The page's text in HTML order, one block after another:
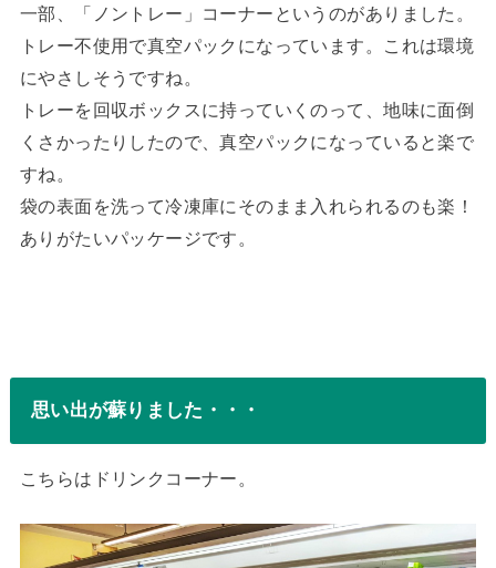
一部、「ノントレー」コーナーというのがありました。
トレー不使用で真空パックになっています。これは環境
にやさしそうですね。
トレーを回収ボックスに持っていくのって、地味に面倒
くさかったりしたので、真空パックになっていると楽で
すね。
袋の表面を洗って冷凍庫にそのまま入れられるのも楽！
ありがたいパッケージです。
思い出が蘇りました・・・
こちらはドリンクコーナー。